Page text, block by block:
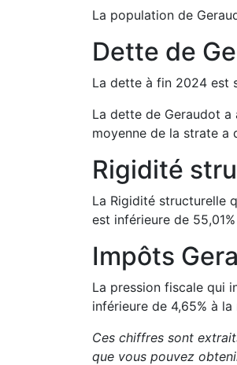
La population de
Dette de
La dette à fin 2024 est
La dette de Geraudot a
moyenne de la strate a
Rigidité
La Rigidité structurelle
est inférieure de 55,01%
Impôts
La pression fiscale qui
inférieure de 4,65% à la
Ces chiffres sont
que vous pouvez